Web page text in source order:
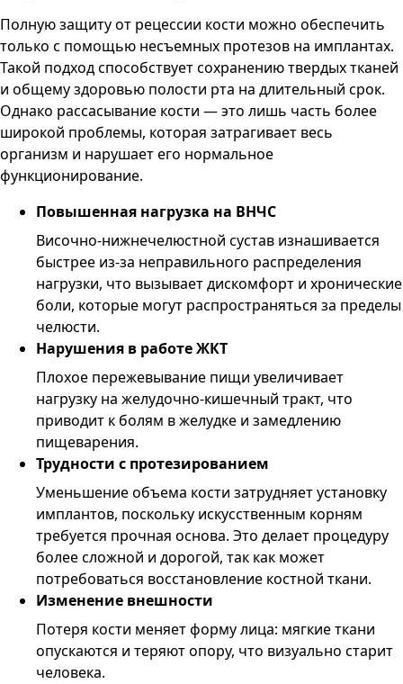
Полную защиту от рецессии кости можно обеспечить
только с помощью несъемных протезов на имплантах.
Такой подход способствует сохранению твердых тканей
и общему здоровью полости рта на длительный срок.
Однако рассасывание кости — это лишь часть более
широкой проблемы, которая затрагивает весь
организм и нарушает его нормальное
функционирование.
Повышенная нагрузка на ВНЧС
Височно-нижнечелюстной сустав изнашивается
быстрее из-за неправильного распределения
нагрузки, что вызывает дискомфорт и хронические
боли, которые могут распространяться за пределы
челюсти.
Нарушения в работе ЖКТ
Плохое пережевывание пищи увеличивает
нагрузку на желудочно-кишечный тракт, что
приводит к болям в желудке и замедлению
пищеварения.
Трудности с протезированием
Уменьшение объема кости затрудняет установку
имплантов, поскольку искусственным корням
требуется прочная основа. Это делает процедуру
более сложной и дорогой, так как может
потребоваться восстановление костной ткани.
Изменение внешности
Потеря кости меняет форму лица: мягкие ткани
опускаются и теряют опору, что визуально старит
человека.